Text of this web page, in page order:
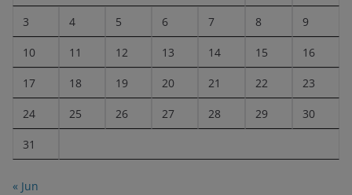
3 4 5 6 7 8 9
10 11 12 13 14 15 16
17 18 19 20 21 22 23
24 25 26 27 28 29 30
31
« Jun